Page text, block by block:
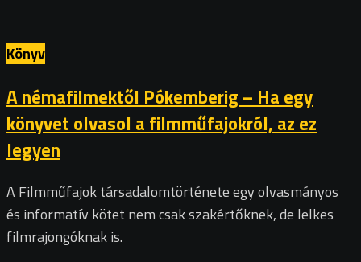
Könyv
A némafilmektől Pókemberig – Ha egy
könyvet olvasol a filmműfajokról, az ez
legyen
A Filmműfajok társadalomtörténete egy olvasmányos
és informatív kötet nem csak szakértőknek, de lelkes
filmrajongóknak is.